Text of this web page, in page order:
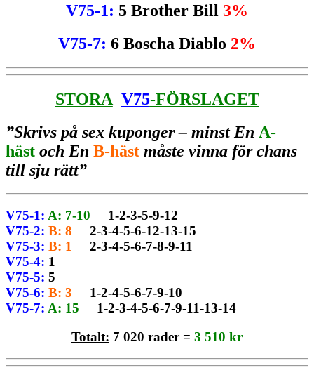
V75-1: 5 Brother Bill 3%
V75-7: 6 Boscha Diablo 2%
STORA V75-FÖRSLAGET
”Skrivs på sex kuponger – minst En A-
häst och En B-häst måste vinna för chans
till sju rätt”
V75-1: A: 7-10
1-2-3-5-9-12
V75-2: B: 8
2-3-4-5-6-12-13-15
V75-3: B: 1
2-3-4-5-6-7-8-9-11
V75-4: 1
V75-5: 5
V75-6: B: 3 1-2-4-5-6-7-9-10
V75-7: A: 15
1-2-3-4-5-6-7-9-11-13-14
Totalt: 7 020 rader = 3 510 kr